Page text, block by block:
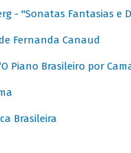
- "Sonatas Fantasias e
Fernanda Canaud
Piano Brasileiro por
Brasileira